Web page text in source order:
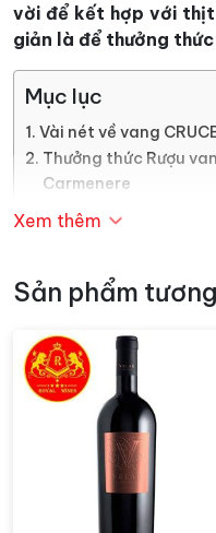
vời để kết hợp với thịt
giản là để thưởng
Mục lục
Vài nét về vang
Thưởng thức Rượu
Carmenere
Reserva
Nhà sản xuất Vina
sư người Đức, Alberto
thiết kế một số tòa
Santiago. Khoảng 30
những vườn nho đầu
Colchagua. Và bây giờ
ngon tuyệt.
là: CRUCERO Reserva
Xem thêm
Sản phẩm